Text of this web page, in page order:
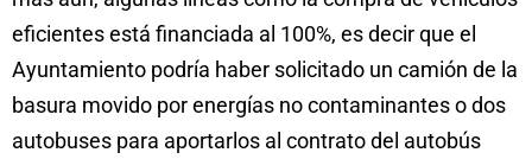
eficientes está financiada al 100%, es decir que el
Ayuntamiento podría haber solicitado un camión de la
basura movido por energías no contaminantes o dos
autobuses para aportarlos al contrato del autobús